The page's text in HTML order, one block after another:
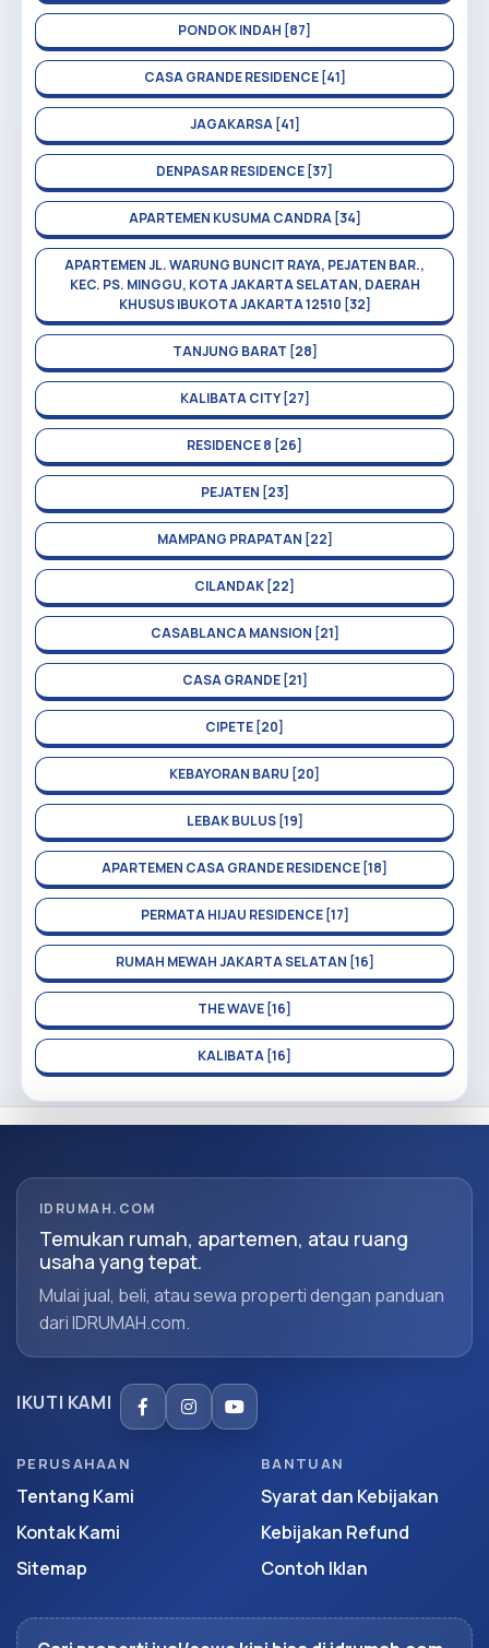
PONDOK INDAH [87]
CASA GRANDE RESIDENCE [41]
JAGAKARSA [41]
DENPASAR RESIDENCE [37]
APARTEMEN KUSUMA CANDRA [34]
APARTEMEN JL. WARUNG BUNCIT RAYA, PEJATEN BAR.,
KEC. PS. MINGGU, KOTA JAKARTA SELATAN, DAERAH
KHUSUS IBUKOTA JAKARTA 12510 [32]
TANJUNG BARAT [28]
KALIBATA CITY [27]
RESIDENCE 8 [26]
PEJATEN [23]
MAMPANG PRAPATAN [22]
CILANDAK [22]
CASABLANCA MANSION [21]
CASA GRANDE [21]
CIPETE [20]
KEBAYORAN BARU [20]
LEBAK BULUS [19]
APARTEMEN CASA GRANDE RESIDENCE [18]
PERMATA HIJAU RESIDENCE [17]
RUMAH MEWAH JAKARTA SELATAN [16]
THE WAVE [16]
KALIBATA [16]
IDRUMAH.COM
Temukan rumah, apartemen, atau ruang
usaha yang tepat.
Mulai jual, beli, atau sewa properti dengan panduan
dari IDRUMAH.com.
IKUTI KAMI
PERUSAHAAN
Tentang Kami
Kontak Kami
Sitemap
BANTUAN
Syarat dan Kebijakan
Kebijakan Refund
Contoh Iklan